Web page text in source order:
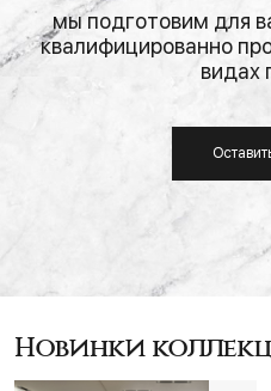
мы подготовим для
квалифицированно
видах
Новинки